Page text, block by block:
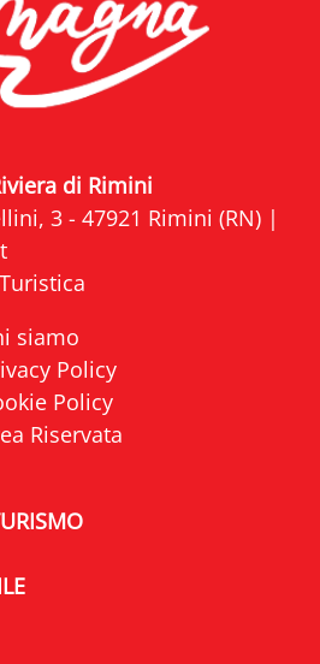
di Rimini
3 - 47921 Rimini (RN) |
siamo
Policy
Policy
Riservata
di Riviera di Rimini
di Riviera di Rimini
Flickr di Riviera di Rimini